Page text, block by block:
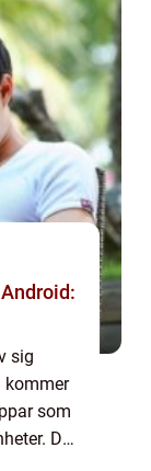
sig
kommer
som
Det